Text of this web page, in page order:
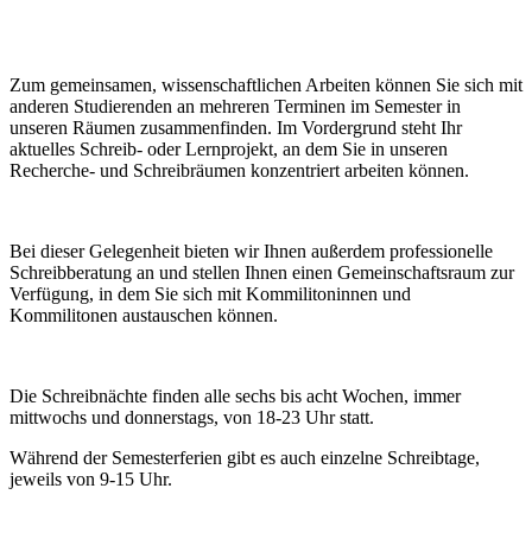
Zum gemeinsamen, wissenschaftlichen Arbeiten können Sie sich mit
anderen Studierenden an mehreren Terminen im Semester in
unseren Räumen zusammenfinden. Im Vordergrund steht Ihr
aktuelles Schreib- oder Lernprojekt, an dem Sie in unseren
Recherche- und Schreibräumen konzentriert arbeiten können.
Bei dieser Gelegenheit bieten wir Ihnen außerdem professionelle
Schreibberatung an und stellen Ihnen einen Gemeinschaftsraum zur
Verfügung, in dem Sie sich mit Kommilitoninnen und
Kommilitonen austauschen können.
Die Schreibnächte finden alle sechs bis acht Wochen, immer
mittwochs und donnerstags, von 18-23 Uhr statt.
Während der Semesterferien gibt es auch einzelne Schreibtage,
jeweils von 9-15 Uhr.